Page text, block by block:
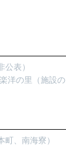
表）
洋の里（施設の
、南海寮）